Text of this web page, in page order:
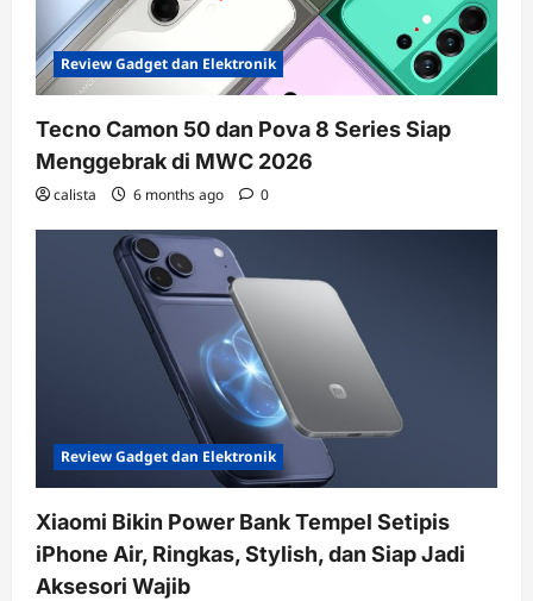
Review Gadget dan Elektronik
Tecno Camon 50 dan Pova 8 Series Siap
Menggebrak di MWC 2026
calista 6 months ago 0
Review Gadget dan Elektronik
Xiaomi Bikin Power Bank Tempel Setipis
iPhone Air, Ringkas, Stylish, dan Siap Jadi
Aksesori Wajib